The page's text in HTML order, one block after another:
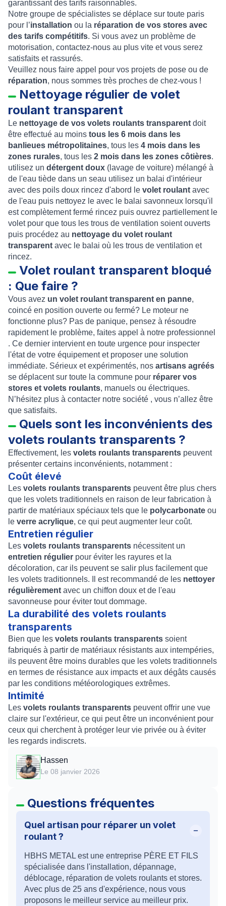
garantissant des tarifs raisonnables.
Notre groupe de spécialistes se déplace sur toute paris
pour l’installation ou la réparation de vos stores avec
des tarifs compétitifs. Si vous avez un problème de
motorisation, contactez-nous au plus vite et vous serez
satisfaits et rassurés.
Veuillez nous faire appel pour vos projets de pose ou de
réparation, nous sommes très proches de chez-vous !
Nettoyage régulier de volet
roulant transparent
Le nettoyage de vos volets roulants transparent doit
être effectué au moins tous les 6 mois dans les
banlieues métropolitaines, tous les 4 mois dans les
zones rurales, tous les 2 mois dans les zones côtières.
utilisez un détergent doux (lavage de voiture) mélangé à
de l'eau tiède dans un seau utilisez un balai d'intérieur
avec des poils doux rincez d'abord le volet roulant avec
de l'eau puis nettoyez le avec le balai savonneux lorsqu'il
est complètement fermé rincez puis ouvrez partiellement le
volet pour que tous les trous de ventilation soient ouverts
puis procédez au nettoyage du volet roulant
transparent avec le balai où les trous de ventilation et
rincez.
Volet roulant transparent bloqué
: Que faire ?
Vous avez un volet roulant transparent en panne,
coincé en position ouverte ou fermé? Le moteur ne
fonctionne plus? Pas de panique, pensez à résoudre
rapidement le problème, faites appel à notre professionnel
. Ce dernier intervient en toute urgence pour inspecter
l'état de votre équipement et proposer une solution
immédiate. Sérieux et expérimentés, nos artisans agréés
se déplacent sur toute la commune pour réparer vos
stores et volets roulants, manuels ou électriques.
N’hésitez plus à contacter notre société , vous n’allez être
que satisfaits.
Quels sont les inconvénients des
volets roulants transparents ?
Effectivement, les volets roulants transparents peuvent
présenter certains inconvénients, notamment :
Coût élevé
Les volets roulants transparents peuvent être plus chers
que les volets traditionnels en raison de leur fabrication à
partir de matériaux spéciaux tels que le polycarbonate ou
le verre acrylique, ce qui peut augmenter leur coût.
Entretien régulier
Les volets roulants transparents nécessitent un
entretien régulier pour éviter les rayures et la
décoloration, car ils peuvent se salir plus facilement que
les volets traditionnels. Il est recommandé de les nettoyer
régulièrement avec un chiffon doux et de l'eau
savonneuse pour éviter tout dommage.
La durabilité des volets roulants
transparents
Bien que les volets roulants transparents soient
fabriqués à partir de matériaux résistants aux intempéries,
ils peuvent être moins durables que les volets traditionnels
en termes de résistance aux impacts et aux dégâts causés
par les conditions météorologiques extrêmes.
Intimité
Les volets roulants transparents peuvent offrir une vue
claire sur l'extérieur, ce qui peut être un inconvénient pour
ceux qui cherchent à protéger leur vie privée ou à éviter
les regards indiscrets.
Hassen
Le 08 janvier 2026
Questions fréquentes
Quel artisan pour réparer un volet
roulant ?
HBHS METAL est une entreprise PÈRE ET FILS
spécialisée dans l'installation, dépannage,
déblocage, réparation de volets roulants et stores.
Avec plus de 25 ans d'expérience, nous vous
proposons le meilleur service au meilleur prix.